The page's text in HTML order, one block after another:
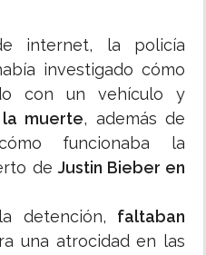
internet, la policía
investigado cómo
con un vehículo y
muerte, además de
funcionaba la
de Justin Bieber en
detención, faltaban
una atrocidad en las